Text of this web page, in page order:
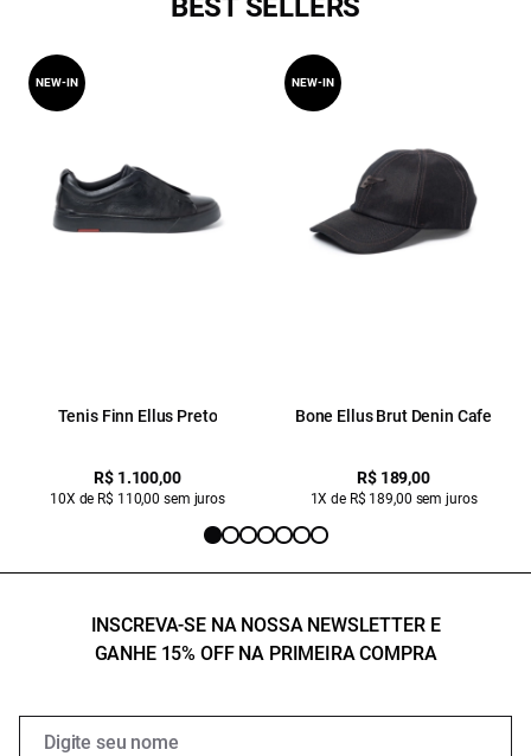
BEST SELLERS
Tenis Finn Ellus Preto
R$ 1.100,00
10X de R$ 110,00 sem juros
NEW-IN
Bone Ellus Brut Denin Cafe
R$ 189,00
1X de R$ 189,00 sem juros
NEW-IN
INSCREVA-SE NA NOSSA NEWSLETTER E
GANHE 15% OFF NA PRIMEIRA COMPRA